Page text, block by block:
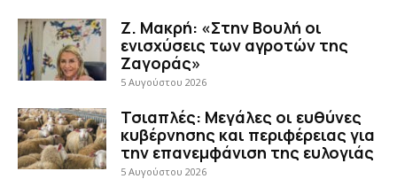
Ζ. Μακρή: «Στην Βουλή οι
ενισχύσεις των αγροτών της
Ζαγοράς»
5 Αυγούστου 2026
Τσιαπλές: Μεγάλες οι ευθύνες
κυβέρνησης και περιφέρειας για
την επανεμφάνιση της ευλογιάς
5 Αυγούστου 2026